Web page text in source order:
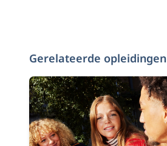
Gerelateerde opleidingen